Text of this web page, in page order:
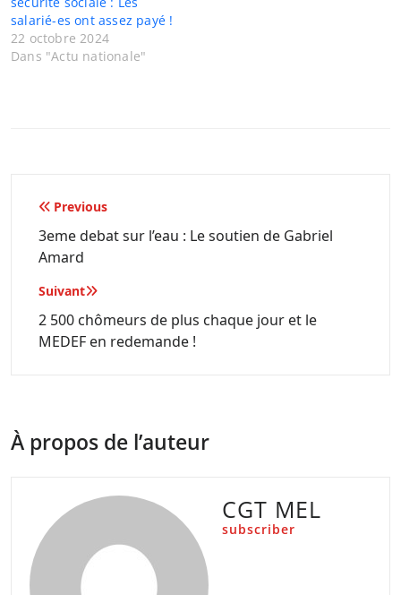
salarié-es ont assez payé !
22 octobre 2024
Dans "Actu nationale"
Navigation
de
l’article
Previous
3eme debat sur l’eau : Le soutien de Gabriel
Amard
Suivant
2 500 chômeurs de plus chaque jour et le
MEDEF en redemande !
À propos de l’auteur
CGT MEL
subscriber